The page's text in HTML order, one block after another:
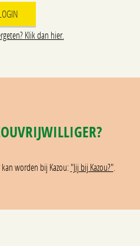
Klik dan hier.
worden bij Kazou:"Jij bij Kazou?".